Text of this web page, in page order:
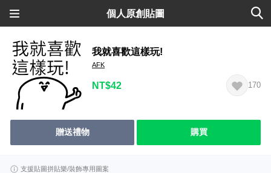
個人原創貼圖
我就喜歡這樣玩!
AFK
NT$42 170
贈送禮物 購買
支援貼圖拼貼樂/裝飾專用圖案